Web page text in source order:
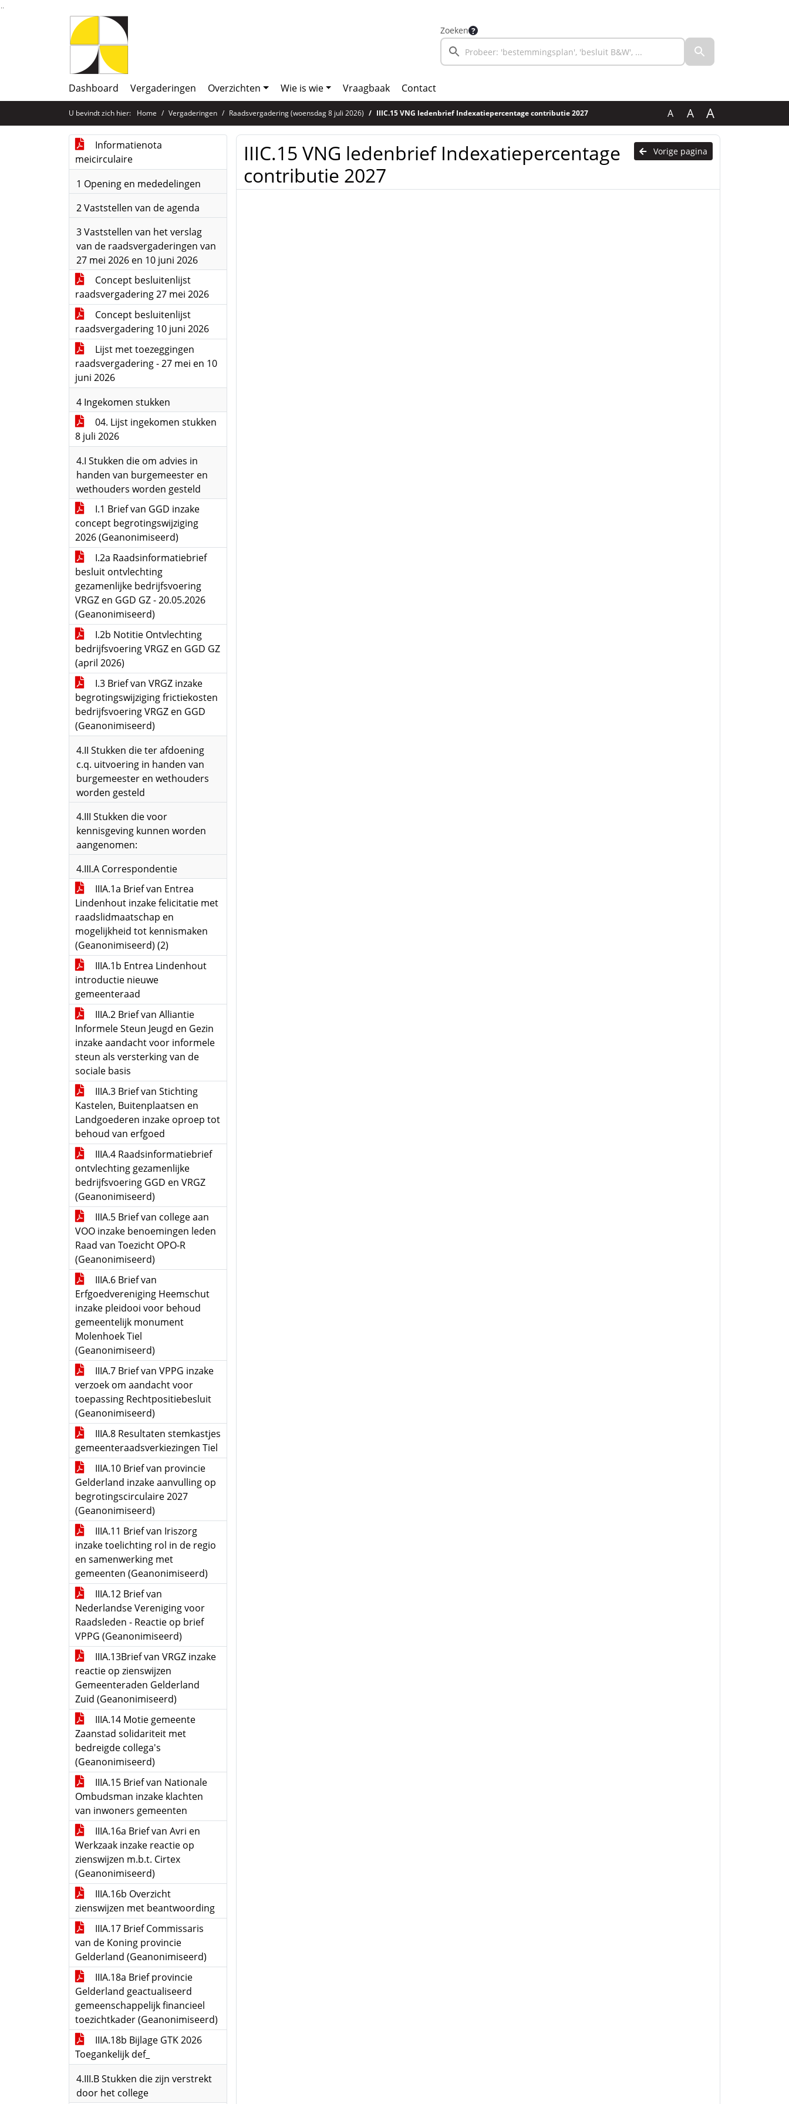
Ga naar de inhoud van deze pagina
Ga naar het zoeken
Ga naar het menu
Zoeken
Dashboard Vergaderingen Overzichten Wie is wie Vraagbaak Contact
U bevindt zich hier: Home Vergaderingen Raadsvergadering (woensdag 8 juli 2026) IIIC.15 VNG ledenbrief Indexatiepercentage contributie 2027 A A A
Informatienota
meicirculaire
1 Opening en mededelingen
2 Vaststellen van de agenda
3 Vaststellen van het verslag
van de raadsvergaderingen van
27 mei 2026 en 10 juni 2026
Concept besluitenlijst
raadsvergadering 27 mei 2026
Concept besluitenlijst
raadsvergadering 10 juni 2026
Lijst met toezeggingen
raadsvergadering - 27 mei en 10
juni 2026
4 Ingekomen stukken
04. Lijst ingekomen stukken
8 juli 2026
4.I Stukken die om advies in
handen van burgemeester en
wethouders worden gesteld
I.1 Brief van GGD inzake
concept begrotingswijziging
2026 (Geanonimiseerd)
I.2a Raadsinformatiebrief
besluit ontvlechting
gezamenlijke bedrijfsvoering
VRGZ en GGD GZ - 20.05.2026
(Geanonimiseerd)
I.2b Notitie Ontvlechting
bedrijfsvoering VRGZ en GGD GZ
(april 2026)
I.3 Brief van VRGZ inzake
begrotingswijziging frictiekosten
bedrijfsvoering VRGZ en GGD
(Geanonimiseerd)
4.II Stukken die ter afdoening
c.q. uitvoering in handen van
burgemeester en wethouders
worden gesteld
4.III Stukken die voor
kennisgeving kunnen worden
aangenomen:
4.III.A Correspondentie
IIIA.1a Brief van Entrea
Lindenhout inzake felicitatie met
raadslidmaatschap en
mogelijkheid tot kennismaken
(Geanonimiseerd) (2)
IIIA.1b Entrea Lindenhout
introductie nieuwe
gemeenteraad
IIIA.2 Brief van Alliantie
Informele Steun Jeugd en Gezin
inzake aandacht voor informele
steun als versterking van de
sociale basis
IIIA.3 Brief van Stichting
Kastelen, Buitenplaatsen en
Landgoederen inzake oproep tot
behoud van erfgoed
IIIA.4 Raadsinformatiebrief
ontvlechting gezamenlijke
bedrijfsvoering GGD en VRGZ
(Geanonimiseerd)
IIIA.5 Brief van college aan
VOO inzake benoemingen leden
Raad van Toezicht OPO-R
(Geanonimiseerd)
IIIA.6 Brief van
Erfgoedvereniging Heemschut
inzake pleidooi voor behoud
gemeentelijk monument
Molenhoek Tiel
(Geanonimiseerd)
IIIA.7 Brief van VPPG inzake
verzoek om aandacht voor
toepassing Rechtpositiebesluit
(Geanonimiseerd)
IIIA.8 Resultaten stemkastjes
gemeenteraadsverkiezingen Tiel
IIIA.10 Brief van provincie
Gelderland inzake aanvulling op
begrotingscirculaire 2027
(Geanonimiseerd)
IIIA.11 Brief van Iriszorg
inzake toelichting rol in de regio
en samenwerking met
gemeenten (Geanonimiseerd)
IIIA.12 Brief van
Nederlandse Vereniging voor
Raadsleden - Reactie op brief
VPPG (Geanonimiseerd)
IIIA.13Brief van VRGZ inzake
reactie op zienswijzen
Gemeenteraden Gelderland
Zuid (Geanonimiseerd)
IIIA.14 Motie gemeente
Zaanstad solidariteit met
bedreigde collega's
(Geanonimiseerd)
IIIA.15 Brief van Nationale
Ombudsman inzake klachten
van inwoners gemeenten
IIIA.16a Brief van Avri en
Werkzaak inzake reactie op
zienswijzen m.b.t. Cirtex
(Geanonimiseerd)
IIIA.16b Overzicht
zienswijzen met beantwoording
IIIA.17 Brief Commissaris
van de Koning provincie
Gelderland (Geanonimiseerd)
IIIA.18a Brief provincie
Gelderland geactualiseerd
gemeenschappelijk financieel
toezichtkader (Geanonimiseerd)
IIIA.18b Bijlage GTK 2026
Toegankelijk def_
4.III.B Stukken die zijn verstrekt
door het college
Vorige pagina
IIIC.15 VNG ledenbrief Indexatiepercentage
contributie 2027